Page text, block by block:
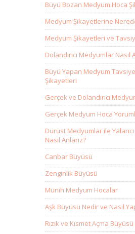
Büyü Bozan Medyum Hoca
Medyum Şikayetlerine
Medyum Şikayetleri ve
Dolandırıcı Medyumlar Nasıl
Büyü Yapan Medyum
Şikayetleri
Gerçek ve Dolandırıcı
Gerçek Medyum Hoca
Dürüst Medyumlar ile
Nasıl Anlarız?
Canbar Büyüsü
Zenginlik Büyüsü
Münih Medyum Hocalar
Aşk Büyüsü Nedir ve Nasıl
Rızık ve Kısmet Açma Büyüsü